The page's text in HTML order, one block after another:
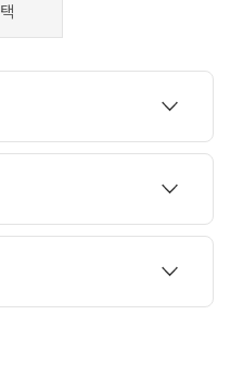
레슨
15명